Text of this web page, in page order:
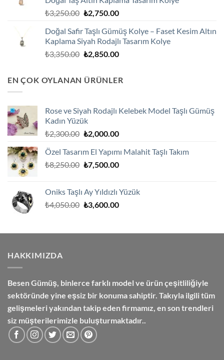
₺1,800.00.
₺3,250.00 Orijinal
₺3,250.00.
₺2,750.00Şu
fiyat:
₺2,750.00.
Doğal Safir Taşlı Gümüş Kolye – Faset Kesim Altın
Kaplama Siyah Rodajlı Tasarım Kolye
₺3,350.00 Orijinal
₺2,850.00Şu
₺2,850.00.
EN ÇOK OYLANAN ÜRÜNLER
Rose ve Siyah Rodajlı Kelebek Model Taşlı Gümüş
Kadın Yüzük
₺2,300.00 Orijinal
₺2,300.00.
₺2,000.00Şu
fiyat:
₺2,000.00.
Özel Tasarım El Yapımı Malahit Taşlı Takım
₺8,250.00 Orijinal
₺7,500.00Şu
₺7,500.00.
Oniks Taşlı Ay Yıldızlı Yüzük
₺4,050.00 Orijinal
₺3,600.00Şu
₺3,600.00.
HAKKIMIZDA
Besen Gümüş, binlerce farklı model ve ürün çeşitliliğiyle
sektöründe yine eşsiz bir konuma sahiptir. Takıyla ilgili tüm
gelişmeleri yakından takip eden firmamız, en son trendleri
siz müşterilerimizle buluşturmaktadır..